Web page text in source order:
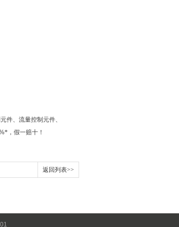
件、流量控制元件、
*，假一赔十！
返回列表>>